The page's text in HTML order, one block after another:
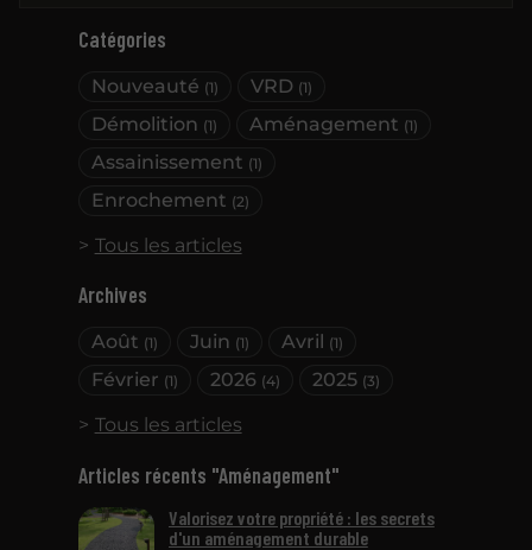
Catégories
Nouveauté (1) VRD (1)
Démolition (1) Aménagement (1)
Assainissement (1)
Enrochement (2)
Tous les articles
Archives
Août (1) Juin (1) Avril (1)
Février (1) 2026 (4) 2025 (3)
Tous les articles
Articles récents "Aménagement"
Valorisez votre propriété : les secrets
d'un aménagement durable
choix des végétaux ou du mobilier, mais
préparatoires et des infrastructures invisibles.
En investissant dans des solutions
assurez une plus-value significative à votre
bien, tout en garantissant un cadre de vie